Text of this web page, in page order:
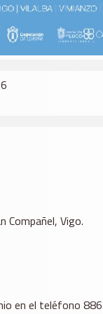
Compañel, Vigo.
en el teléfono